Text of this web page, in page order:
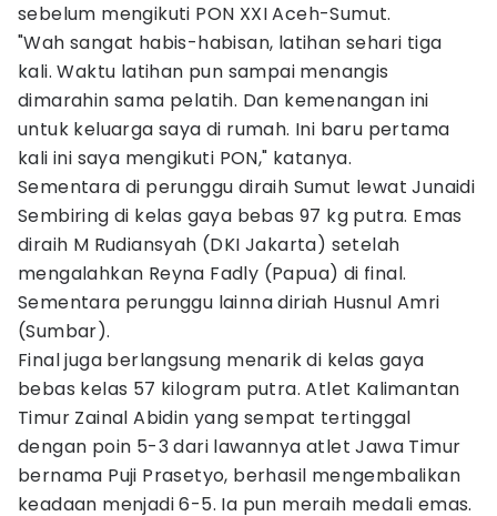
sebelum mengikuti PON XXI Aceh-Sumut.
"Wah sangat habis-habisan, latihan sehari tiga
kali. Waktu latihan pun sampai menangis
dimarahin sama pelatih. Dan kemenangan ini
untuk keluarga saya di rumah. Ini baru pertama
kali ini saya mengikuti PON," katanya.
Sementara di perunggu diraih Sumut lewat Junaidi
Sembiring di kelas gaya bebas 97 kg putra. Emas
diraih M Rudiansyah (DKI Jakarta) setelah
mengalahkan Reyna Fadly (Papua) di final.
Sementara perunggu lainna diriah Husnul Amri
(Sumbar).
Final juga berlangsung menarik di kelas gaya
bebas kelas 57 kilogram putra. Atlet Kalimantan
Timur Zainal Abidin yang sempat tertinggal
dengan poin 5-3 dari lawannya atlet Jawa Timur
bernama Puji Prasetyo, berhasil mengembalikan
keadaan menjadi 6-5. Ia pun meraih medali emas.